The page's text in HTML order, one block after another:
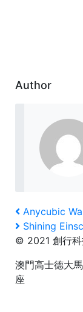
Author
文
章
導
覽
Previous
Post
Anycubic
Next
Post
Shining
© 2021 創行科
澳門高士德大
座